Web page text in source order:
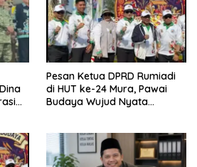
Pesan Ketua DPRD Rumiadi
di HUT ke-24 Mura, Pawai
Budaya Wujud Nyata